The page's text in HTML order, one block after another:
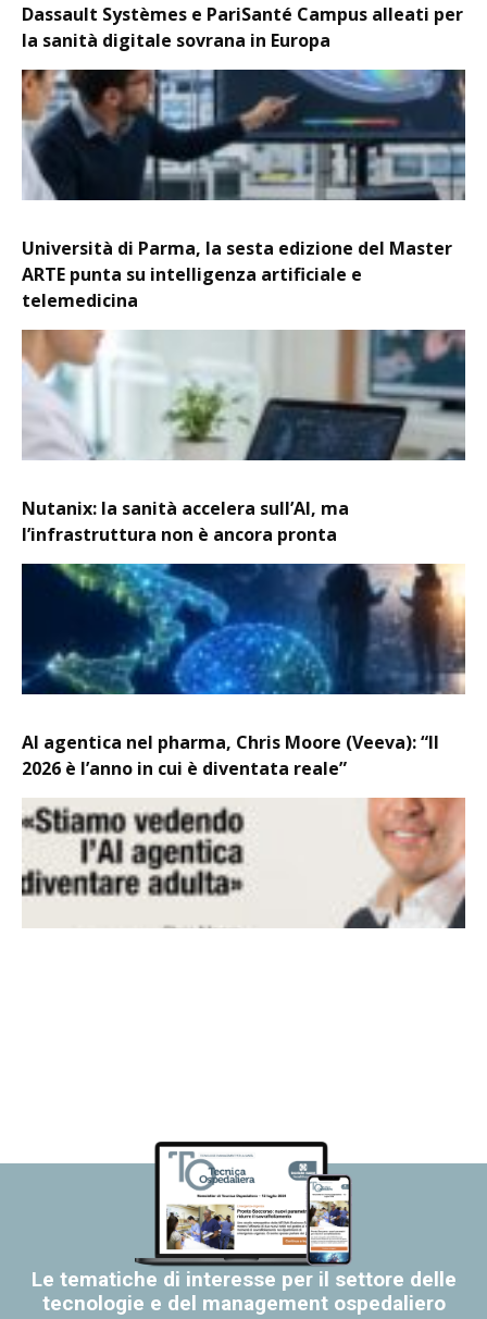
Dassault Systèmes e PariSanté Campus alleati per
la sanità digitale sovrana in Europa
Università di Parma, la sesta edizione del Master
ARTE punta su intelligenza artificiale e
telemedicina
Nutanix: la sanità accelera sull’AI, ma
l’infrastruttura non è ancora pronta
AI agentica nel pharma, Chris Moore (Veeva): “Il
2026 è l’anno in cui è diventata reale”
Le tematiche di interesse per il settore delle
tecnologie e del management ospedaliero